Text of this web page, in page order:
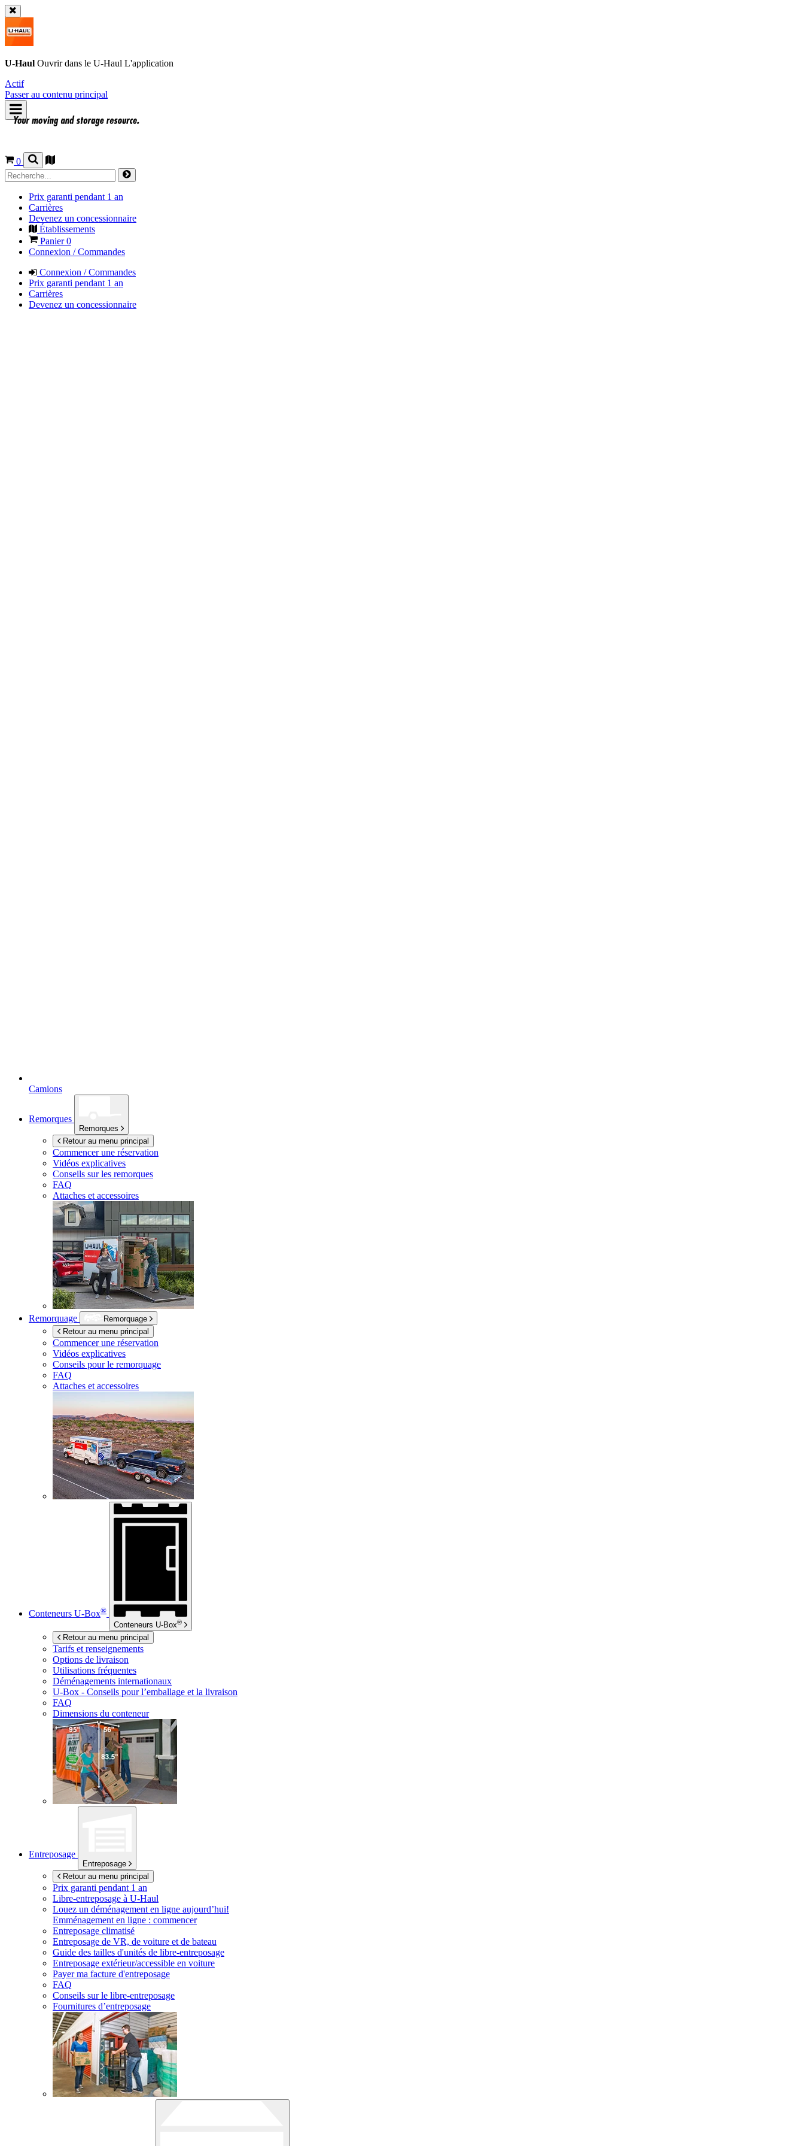
U-Haul Ouvrir dans le U-Haul L'application
Actif
Passer au contenu principal
0
Prix garanti pendant 1 an
Carrières
Devenez un concessionnaire
Établissements
Panier0
Connexion / Commandes
Connexion / Commandes
Prix garanti pendant 1 an
Carrières
Devenez un concessionnaire
Camions
Remorques
Remorques
Retour au menu principal
Commencer une réservation
Vidéos explicatives
Conseils sur les remorques
FAQ
Attaches et accessoires
Remorquage
Remorquage
Retour au menu principal
Commencer une réservation
Vidéos explicatives
Conseils pour le remorquage
FAQ
Attaches et accessoires
Conteneurs U-Box®
Conteneurs U-Box®
Retour au menu principal
Tarifs et renseignements
Options de livraison
Utilisations fréquentes
Déménagements internationaux
U-Box - Conseils pour l’emballage et la livraison
FAQ
Dimensions du conteneur
Entreposage
Entreposage
Retour au menu principal
Prix garanti pendant 1 an
Libre-entreposage à U-Haul
Louez un déménagement en ligne aujourd’hui!
Emménagement en ligne : commencer
Entreposage climatisé
Entreposage de VR, de voiture et de bateau
Guide des tailles d'unités de libre-entreposage
Entreposage extérieur/accessible en voiture
Payer ma facture d'entreposage
FAQ
Conseils sur le libre-entreposage
Fournitures d’entreposage